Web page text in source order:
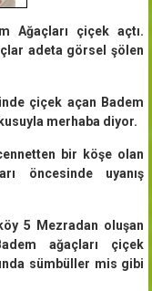
Ağaçları çiçek açtı.
adeta görsel şölen
çiçek açan Badem
merhaba diyor.
bir köşe olan
öncesinde uyanış
5 Mezradan oluşan
ağaçları çiçek
sümbüller mis gibi